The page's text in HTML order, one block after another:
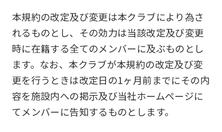
本規約の改定及び変更は本クラブにより為さ
れるものとし、その効力は当該改定及び変更
時に在籍する全てのメンバーに及ぶものとし
ます。なお、本クラブが本規約の改定及び変
更を行うときは改定日の1ヶ月前までにその内
容を施設内への掲示及び当社ホームページに
てメンバーに告知するものとします。